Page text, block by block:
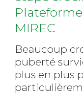
MIREC
Beaucoup
puberté
plus en plus